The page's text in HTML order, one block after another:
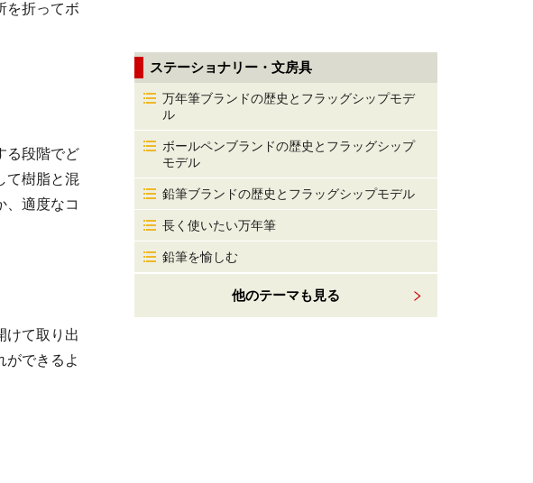
を折ってボ
る段階でど
て樹脂と混
、適度なコ
けて取り出
ができるよ
ステーショナリー・文房具
万年筆ブランドの歴史とフラッグシップモデ
ル
ボールペンブランドの歴史とフラッグシップ
モデル
鉛筆ブランドの歴史とフラッグシップモデル
長く使いたい万年筆
鉛筆を愉しむ
他のテーマも見る